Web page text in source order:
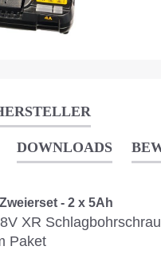
DOWNLOADS
- 2 x 5Ah
XR
Paket